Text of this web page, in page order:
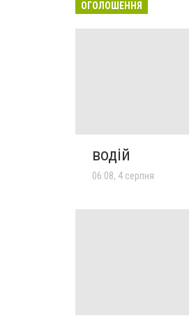
ОГОЛОШЕННЯ
водій
06:08, 4 серпня